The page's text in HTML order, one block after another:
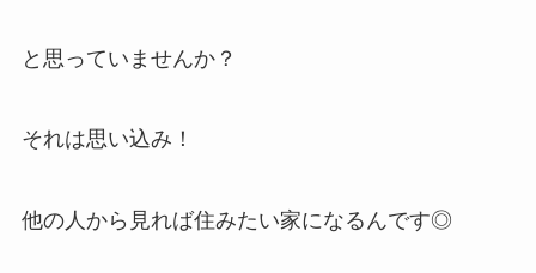
と思っていませんか？
それは思い込み！
他の人から見れば住みたい家になるんです◎